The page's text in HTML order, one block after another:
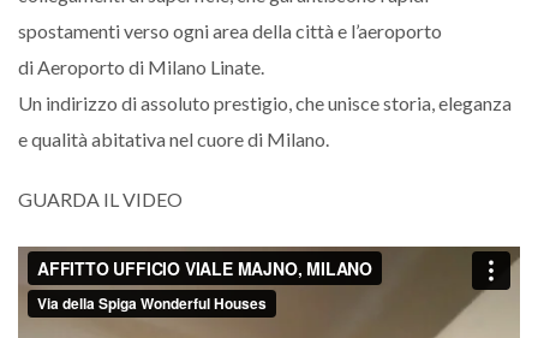
spostamenti verso ogni area della città e l’aeroporto
diAeroporto di Milano Linate.
Un indirizzo di assoluto prestigio, che unisce storia, eleganza
e qualità abitativa nel cuore di Milano.
GUARDA IL VIDEO